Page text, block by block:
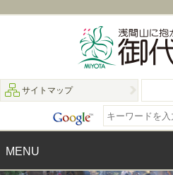
サイトマップ
MENU